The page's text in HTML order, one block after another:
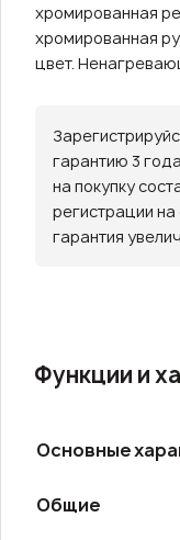
хромированная
хромированная
цвет.
гарантию 3
на покупку
регистрации
гарантия
Функции и
Основные
Общие